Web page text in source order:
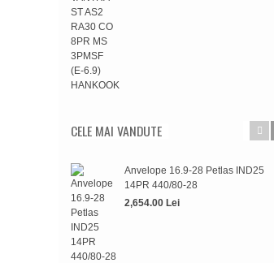
CELE MAI VANDUTE
Anvelope 16.9-28 Petlas IND25
14PR 440/80-28
2,654.00 Lei